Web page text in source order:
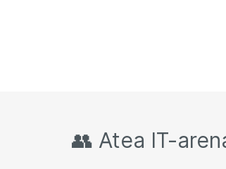
👥 Atea IT-